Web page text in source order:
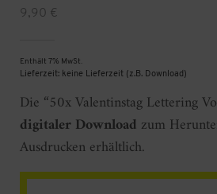
9,90 €
Enthält 7% MwSt.
Lieferzeit: keine Lieferzeit (z.B. Download)
Die “50x Valentinstag Lettering
digitaler Download zum
Ausdrucken erhältlich.